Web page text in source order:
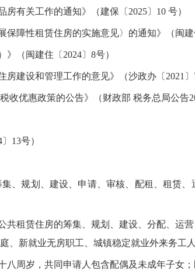
有关工作的通知》（建保〔2025〕10 号）
性租赁住房的实施意见〉的通知》（闽建
（闽建住〔2024〕8号）
设和管理工作的意见》（沙政办〔2021〕7
优惠政策的公告》（财政部 税务总局公告
13号）
规划、建设、申请、审核、配租、租赁、
租赁住房的筹集、规划、建设、分配、运
、新就业无房职工、城镇稳定就业外来务工
岁，共同申请人包含配偶及未成年子女；